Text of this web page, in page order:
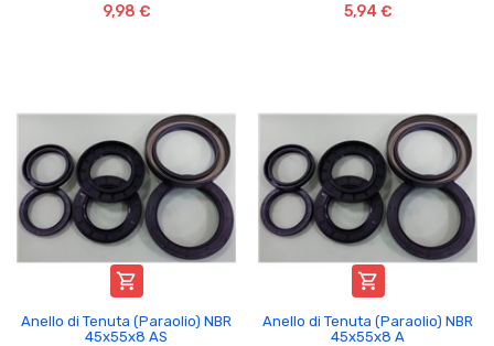
9,98 € 5,94 €

Anello di Tenuta (Paraolio) NBR
45x55x8 AS

Anello di Tenuta (Paraolio) NBR
45x55x8 A